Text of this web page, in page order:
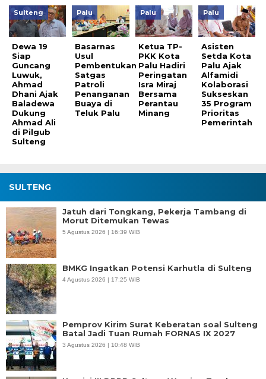
Sulteng
Dewa 19
Siap
Guncang
Luwuk,
Ahmad
Dhani Ajak
Baladewa
Dukung
Ahmad Ali
di Pilgub
Sulteng
Palu
Basarnas
Usul
Pembentukan
Satgas
Patroli
Penanganan
Buaya di
Teluk Palu
Palu
Ketua TP-
PKK Kota
Palu Hadiri
Peringatan
Isra Miraj
Bersama
Perantau
Minang
Palu
Asisten
Setda Kota
Palu Ajak
Alfamidi
Kolaborasi
Sukseskan
35 Program
Prioritas
Pemerintah
SULTENG
Jatuh dari Tongkang, Pekerja Tambang di
Morut Ditemukan Tewas
5 Agustus 2026 | 16:39 WIB
BMKG Ingatkan Potensi Karhutla di Sulteng
4 Agustus 2026 | 17:25 WIB
Pemprov Kirim Surat Keberatan soal Sulteng
Batal Jadi Tuan Rumah FORNAS IX 2027
3 Agustus 2026 | 10:48 WIB